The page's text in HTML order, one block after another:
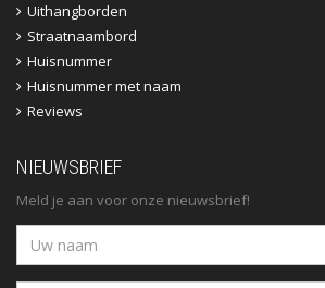
Uithangborden
Straatnaambord
Huisnummer
Huisnummer met naam
Reviews
NIEUWSBRIEF
Meld je aan voor onze nieuwsbrief!